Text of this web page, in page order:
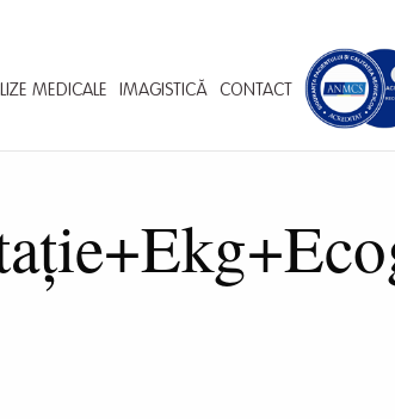
MEDICALE IMAGISTICĂ CONTACT